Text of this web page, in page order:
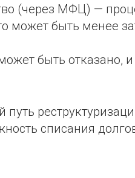
(через МФЦ) —
может быть менее
быть отказано,
списания